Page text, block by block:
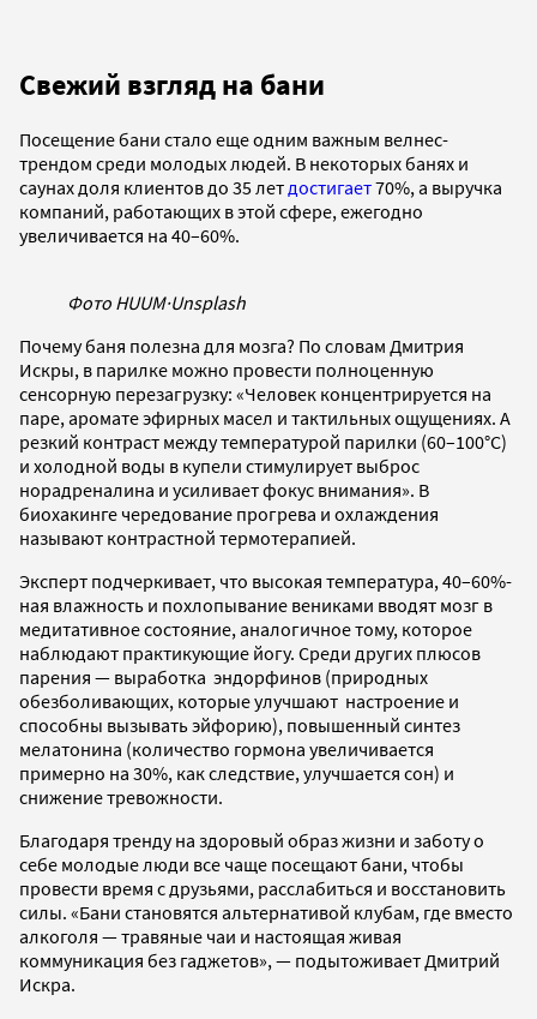
Свежий взгляд на бани
Посещение бани стало еще одним важным велнес-
трендом среди молодых людей. В некоторых банях и
саунах доля клиентов до 35 лет достигает70%, а выручка
компаний, работающих в этой сфере, ежегодно
увеличивается на 40–60%.
Фото HUUM·Unsplash
Почему баня полезна для мозга? По словам Дмитрия
Искры, в парилке можно провести полноценную
сенсорную перезагрузку: «Человек концентрируется на
паре, аромате эфирных масел и тактильных ощущениях. А
резкий контраст между температурой парилки (60–100°C)
и холодной воды в купели стимулирует выброс
норадреналина и усиливает фокус внимания». В
биохакинге чередование прогрева и охлаждения
называют контрастной термотерапией.
Эксперт подчеркивает, что высокая температура, 40–60%-
ная влажность и похлопывание вениками вводят мозг в
медитативное состояние, аналогичное тому, которое
наблюдают практикующие йогу. Среди других плюсов
парения — выработка эндорфинов (природных
обезболивающих, которые улучшают настроение и
способны вызывать эйфорию), повышенный синтез
мелатонина (количество гормона увеличивается
примерно на 30%, как следствие, улучшается сон) и
снижение тревожности.
Благодаря тренду на здоровый образ жизни и заботу о
себе молодые люди все чаще посещают бани, чтобы
провести время с друзьями, расслабиться и восстановить
силы. «Бани становятся альтернативой клубам, где вместо
алкоголя — травяные чаи и настоящая живая
коммуникация без гаджетов», — подытоживает Дмитрий
Искра.